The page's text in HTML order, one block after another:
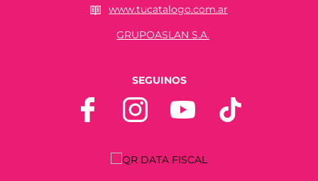
www.tucatalogo.com.ar
GRUPOASLAN S.A.
SEGUINOS